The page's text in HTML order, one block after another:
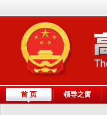
首 页 领导之窗